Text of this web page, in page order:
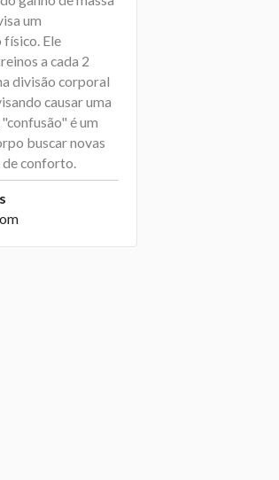
um
Ele
a cada 2
divisão corporal
causar uma
é um
buscar novas
de conforto.